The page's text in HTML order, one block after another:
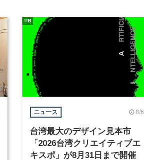
ニュース 8/6
台湾最大のデザイン見本市
「2026台湾クリエイティブエ
キスポ」が8月31日まで開催
PR